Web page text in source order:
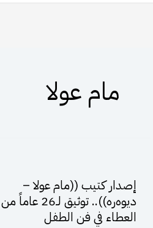
مام عولا
إصدار كتيب ((مام عولا –
دیوه‌ره‌)).. توثيق لـ26 عاماً من
العطاء في فن الطفل